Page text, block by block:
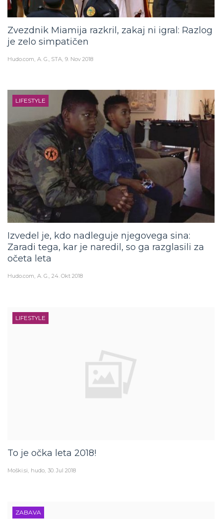
Zvezdnik Miamija razkril, zakaj ni igral: Razlog
je zelo simpatičen
Hudo.com A. G., STA 9. Nov 2018
LIFESTYLE
Izvedel je, kdo nadleguje njegovega sina:
Zaradi tega, kar je naredil, so ga razglasili za
očeta leta
Hudo.com A. G. 24. Okt 2018
LIFESTYLE
To je očka leta 2018!
Moški.si hudo 30. Jul 2018
ZABAVA